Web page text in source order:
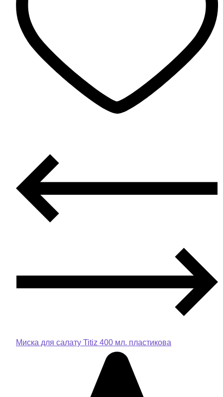
Миска для салату Titiz 400 мл. пластикова